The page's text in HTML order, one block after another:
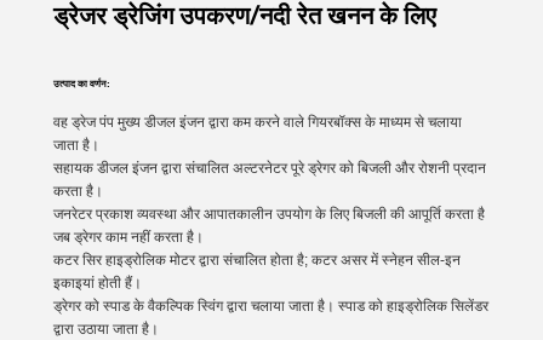
ड्रेजर ड्रेजिंग उपकरण/नदी रेत खनन के लिए
उत्पाद का वर्णन:
वह ड्रेज पंप मुख्य डीजल इंजन द्वारा कम करने वाले गियरबॉक्स के माध्यम से चलाया
जाता है।
सहायक डीजल इंजन द्वारा संचालित अल्टरनेटर पूरे ड्रेगर को बिजली और रोशनी प्रदान
करता है।
जनरेटर प्रकाश व्यवस्था और आपातकालीन उपयोग के लिए बिजली की आपूर्ति करता है
जब ड्रेगर काम नहीं करता है।
कटर सिर हाइड्रोलिक मोटर द्वारा संचालित होता है; कटर असर में स्नेहन सील-इन
इकाइयां होती हैं।
ड्रेगर को स्पाड के वैकल्पिक स्विंग द्वारा चलाया जाता है। स्पाड को हाइड्रोलिक सिलेंडर
द्वारा उठाया जाता है।